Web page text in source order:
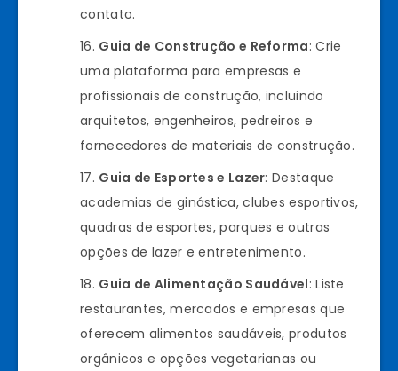
contato.
Guia de Construção e Reforma: Crie
uma plataforma para empresas e
profissionais de construção, incluindo
arquitetos, engenheiros, pedreiros e
fornecedores de materiais de construção.
Guia de Esportes e Lazer: Destaque
academias de ginástica, clubes esportivos,
quadras de esportes, parques e outras
opções de lazer e entretenimento.
Guia de Alimentação Saudável: Liste
restaurantes, mercados e empresas que
oferecem alimentos saudáveis, produtos
orgânicos e opções vegetarianas ou